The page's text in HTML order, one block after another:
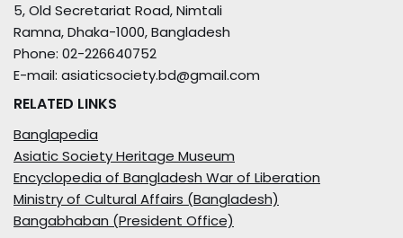
5, Old Secretariat Road, Nimtali
Ramna, Dhaka-1000, Bangladesh
Phone: 02-226640752
E-mail: asiaticsociety.bd@gmail.com
RELATED LINKS
Banglapedia
Asiatic Society Heritage Museum
Encyclopedia of Bangladesh War of Liberation
Ministry of Cultural Affairs (Bangladesh)
Bangabhaban (President Office)